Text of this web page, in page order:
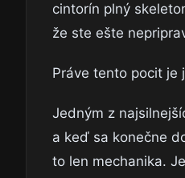
cintorín plný
že ste ešte
Práve tento pocit je
Jedným z
a keď sa konečne
to len mechanika.